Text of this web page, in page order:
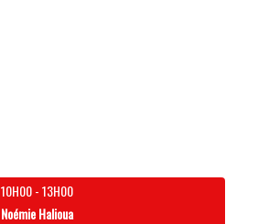
10H00-13H00
Noémie Halioua